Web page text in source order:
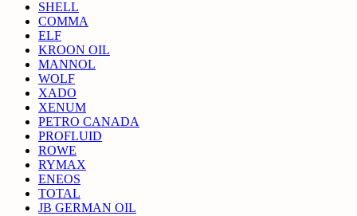
SHELL
COMMA
ELF
KROON OIL
MANNOL
WOLF
XADO
XENUM
PETRO CANADA
PROFLUID
ROWE
RYMAX
ENEOS
TOTAL
JB GERMAN OIL